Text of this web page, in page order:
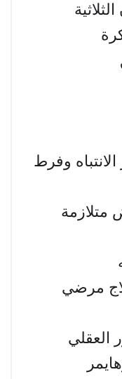
وفرط
متلازمة
مرضي
العقلي